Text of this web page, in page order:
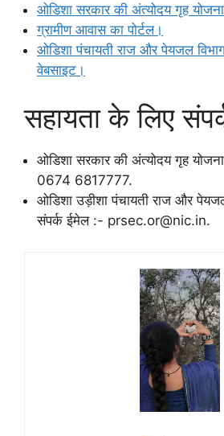
ओडिशा सरकार की अंत्योदय गृह योजना
ग्रामीण आवास का पोर्टल।
ओडिशा पंचायती राज और पेयजल
वेबसाइट।
सहायता के लिए
ओडिशा सरकार की अंत्योदय गृह
0674 6817777.
ओडिशा उड़ीशा पंचायती राज और
संपर्क ईमेल :- prsec.or@nic.in.